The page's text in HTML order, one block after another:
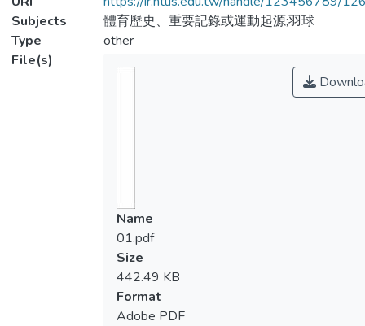
Subjects
體育歷史、重要記錄或運動起源;羽球
Type
other
File(s)
Name
01.pdf
Size
442.49 KB
Format
Adobe PDF